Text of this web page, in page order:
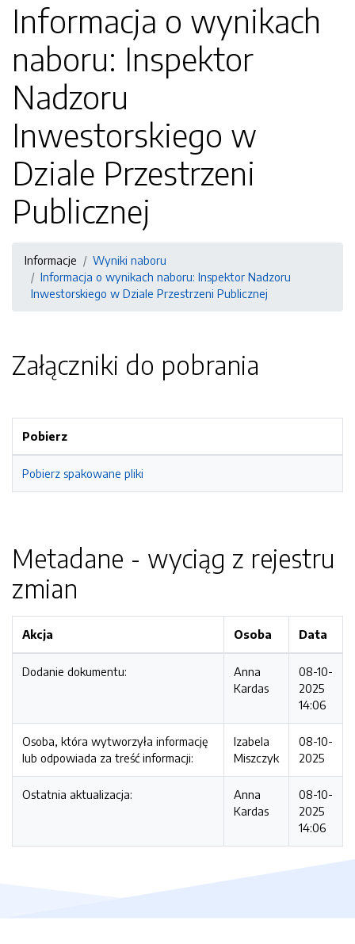
Informacja o wynikach
naboru: Inspektor
Nadzoru
Inwestorskiego w
Dziale Przestrzeni
Publicznej
Informacje
Wyniki naboru
Informacja o wynikach naboru: Inspektor Nadzoru
Inwestorskiego w Dziale Przestrzeni Publicznej
Załączniki do pobrania
Pobierz
Pobierz spakowane pliki
Metadane - wyciąg z rejestru
zmian
Akcja Osoba Data
Dodanie dokumentu:
Anna
Kardas
08-10-
2025
14:06
Osoba, która wytworzyła informację
lub odpowiada za treść informacji:
Izabela
Miszczyk
08-10-
2025
Ostatnia aktualizacja:
Anna
Kardas
08-10-
2025
14:06